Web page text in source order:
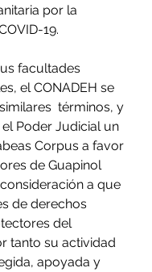
por la
19.
facultades
el CONADEH se
términos, y
Poder Judicial un
Corpus a favor
de Guapinol
a que
de derechos
del
tanto su actividad
apoyada y